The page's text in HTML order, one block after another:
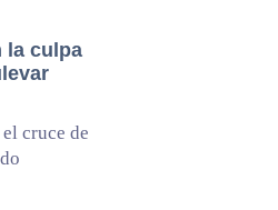
la culpa
cruce de